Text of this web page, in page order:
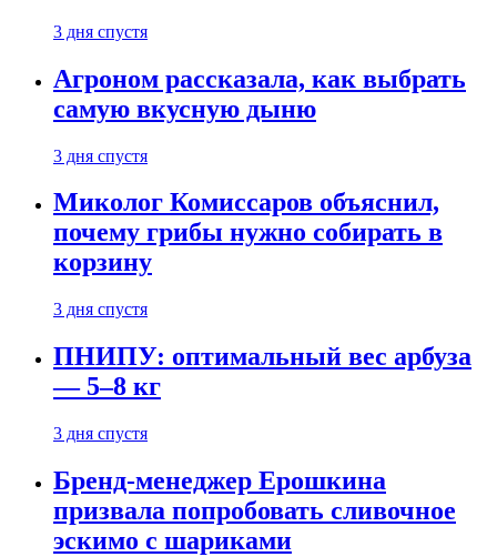
3 дня спустя
Агроном рассказала, как выбрать
самую вкусную дыню
3 дня спустя
Миколог Комиссаров объяснил,
почему грибы нужно собирать в
корзину
3 дня спустя
ПНИПУ: оптимальный вес арбуза
— 5–8 кг
3 дня спустя
Бренд-менеджер Ерошкина
призвала попробовать сливочное
эскимо с шариками